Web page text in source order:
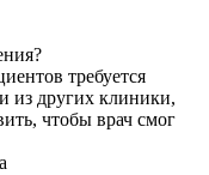
требуется
из других клиники,
чтобы врач смог